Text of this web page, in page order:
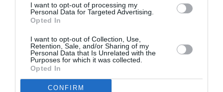
I want to opt-out of processing my
Personal Data for Targeted Advertising.
Opted In
I want to opt-out of Collection, Use,
Retention, Sale, and/or Sharing of my
Personal Data that Is Unrelated with the
Purposes for which it was collected.
Opted In
CONFIRM
ιστορία τους στο
Θέατρο Άλφα
1 Επόμενη ❯